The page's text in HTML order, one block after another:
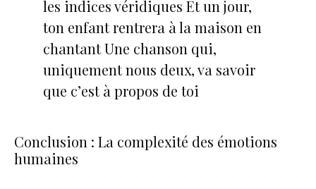
les indices véridiques Et un jour,
ton enfant rentrera à la maison en
chantant Une chanson qui,
uniquement nous deux, va savoir
que c’est à propos de toi
Conclusion : La complexité des émotions
humaines